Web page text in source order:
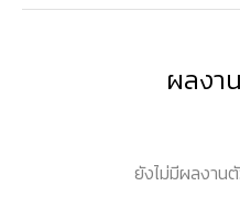
ผลงา
ยังไม่มีผลงาน